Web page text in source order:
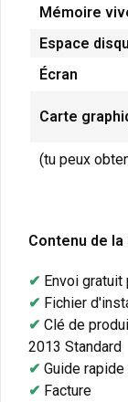
Mémoire
Espace
Écran
Carte
(tu peux
Contenu de
✔ Envoi gratuit
✔ Fichier
✔ Clé de
2013 Standard
✔ Guide
✔ Facture